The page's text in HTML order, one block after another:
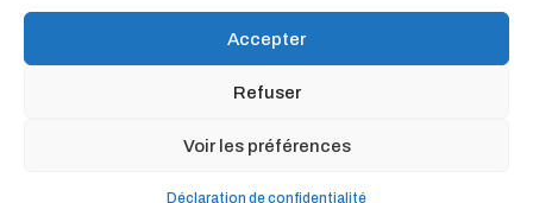
Accepter
Refuser
Voir les préférences
Déclaration de confidentialité
Ostéopathes connectés |
Mentions légales |CGV